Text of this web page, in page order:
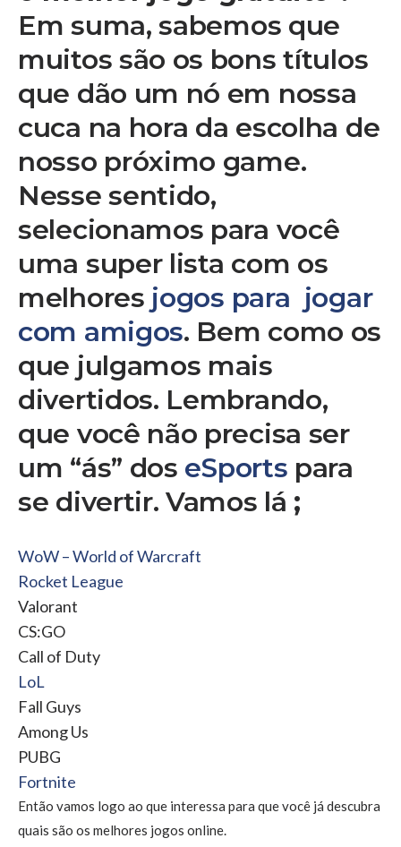
Em suma, sabemos que
muitos são os bons títulos
que dão um nó em nossa
cuca na hora da escolha de
nosso próximo game.
Nesse sentido,
selecionamos para você
uma super lista com os
melhores jogos para jogar
com amigos. Bem como os
que julgamos mais
divertidos. Lembrando,
que você não precisa ser
um “ás” dos eSports para
se divertir. Vamos lá ;
WoW – World of Warcraft
Rocket League
Valorant
CS:GO
Call of Duty
LoL
Fall Guys
Among Us
PUBG
Fortnite
Então vamos logo ao que interessa para que você já descubra
quais são os melhores jogos online.